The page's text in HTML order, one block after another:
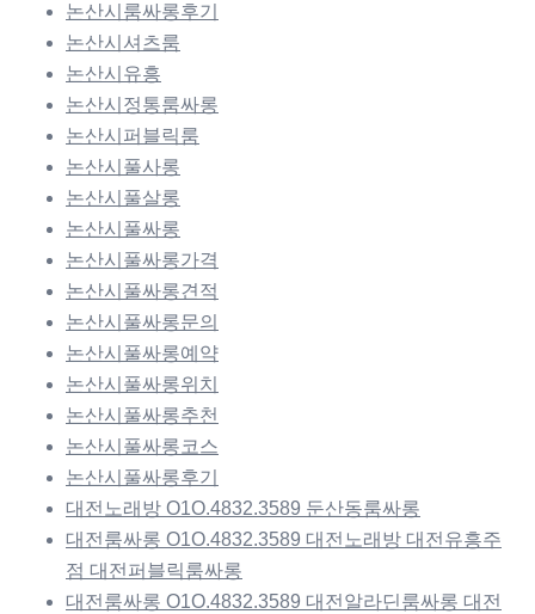
논산시룸싸롱후기
논산시셔츠룸
논산시유흥
논산시정통룸싸롱
논산시퍼블릭룸
논산시풀사롱
논산시풀살롱
논산시풀싸롱
논산시풀싸롱가격
논산시풀싸롱견적
논산시풀싸롱문의
논산시풀싸롱예약
논산시풀싸롱위치
논산시풀싸롱추천
논산시풀싸롱코스
논산시풀싸롱후기
대전노래방 O1O.4832.3589 둔산동룸싸롱
대전룸싸롱 O1O.4832.3589 대전노래방 대전유흥주
점 대전퍼블릭룸싸롱
대전룸싸롱 O1O.4832.3589 대전알라딘룸싸롱 대전